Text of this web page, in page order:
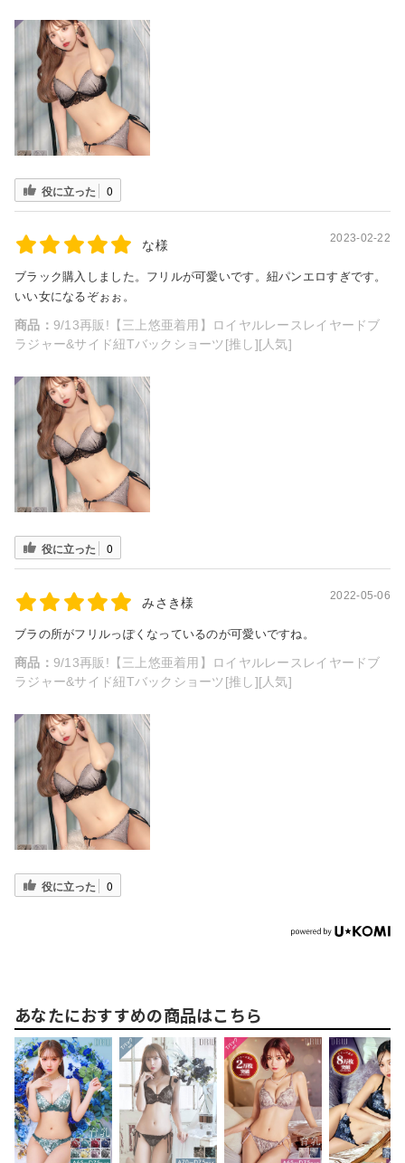
役に立った 0
な様 2023-02-22
ブラック購入しました。フリルが可愛いです。紐パンエロすぎです。
いい女になるぞぉぉ。
商品： 9/13再販!【三上悠亜着用】ロイヤルレースレイヤードブ
ラジャー&サイド紐Tバックショーツ[推し][人気]
役に立った 0
みさき様 2022-05-06
ブラの所がフリルっぽくなっているのが可愛いですね。
商品： 9/13再販!【三上悠亜着用】ロイヤルレースレイヤードブ
ラジャー&サイド紐Tバックショーツ[推し][人気]
役に立った 0
あなたにおすすめの商品はこちら